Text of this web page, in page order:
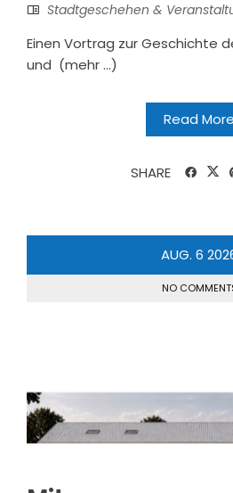
Stadtgeschehen &
Einen Vortrag zur Geschichte
und (mehr …)
Read More
SHARE
AUG. 6
NO